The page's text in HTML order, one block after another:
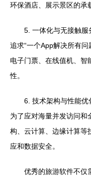
环保酒店、展示景区的承
5. 一体化与无接触服
追求“一个App解决所有
电子门票、在线值机、智
性。
6. 技术架构与性能优
为了应对海量并发访问和
构、云计算、边缘计算等
应和数据安全。
优秀的旅游软件不仅